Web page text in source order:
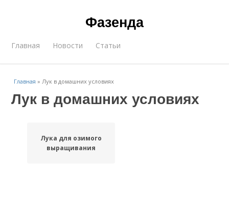
Фазенда
Главная Новости Статьи
Главная »Лук в домашних условиях
Лук в домашних условиях
Лука для озимого
выращивания